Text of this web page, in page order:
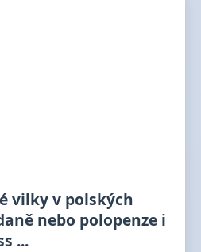
vilky v polských
nebo polopenze i
...